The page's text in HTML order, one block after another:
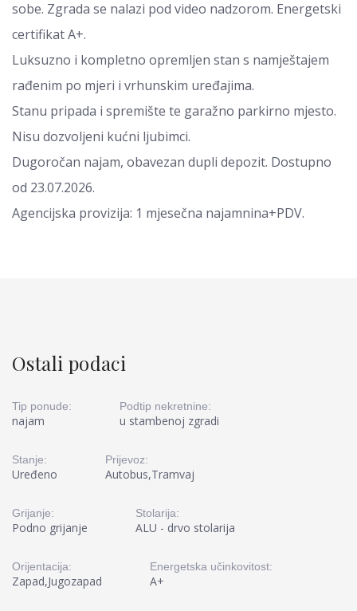
sobe. Zgrada se nalazi pod video nadzorom. Energetski
certifikat A+.
Luksuzno i kompletno opremljen stan s namještajem
rađenim po mjeri i vrhunskim uređajima.
Stanu pripada i spremište te garažno parkirno mjesto.
Nisu dozvoljeni kućni ljubimci.
Dugoročan najam, obavezan dupli depozit. Dostupno
od 23.07.2026.
Agencijska provizija: 1 mjesečna najamnina+PDV.
Ostali podaci
Tip ponude:
najam
Podtip nekretnine:
u stambenoj zgradi
Stanje:
Uređeno
Prijevoz:
Autobus,Tramvaj
Grijanje:
Podno grijanje
Stolarija:
ALU - drvo stolarija
Orijentacija:
Zapad,Jugozapad
Energetska učinkovitost:
A+